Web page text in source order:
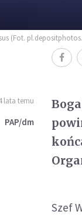
(Fot.
lata temu
PAP/dm
Szef